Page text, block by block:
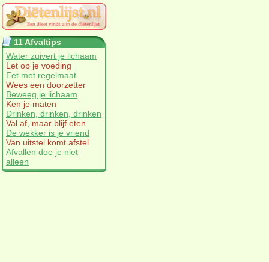
11 Afvaltips
Water zuivert je lichaam
Let op je voeding
Eet met regelmaat
Wees een doorzetter
Beweeg je lichaam
Ken je maten
Drinken, drinken, drinken
Val af, maar blijf eten
De wekker is je vriend
Van uitstel komt afstel
Afvallen doe je niet
alleen